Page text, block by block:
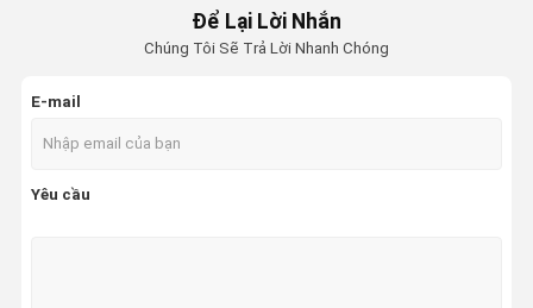
Để Lại Lời Nhắn
Chúng Tôi Sẽ Trả Lời Nhanh Chóng
E-mail
Yêu cầu